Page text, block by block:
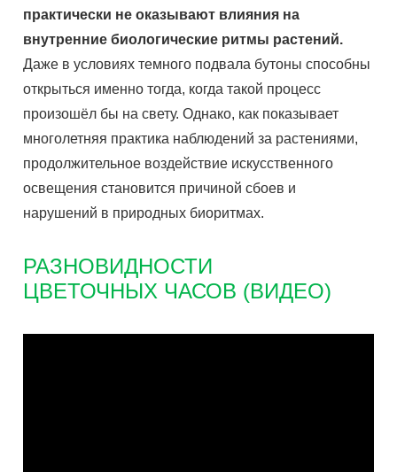
практически не оказывают влияния на
внутренние биологические ритмы растений.
Даже в условиях темного подвала бутоны способны
открыться именно тогда, когда такой процесс
произошёл бы на свету. Однако, как показывает
многолетняя практика наблюдений за растениями,
продолжительное воздействие искусственного
освещения становится причиной сбоев и
нарушений в природных биоритмах.
РАЗНОВИДНОСТИ
ЦВЕТОЧНЫХ ЧАСОВ (ВИДЕО)